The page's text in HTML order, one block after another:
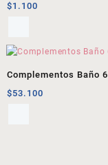
$1.100
Complementos Baño 6
$53.100